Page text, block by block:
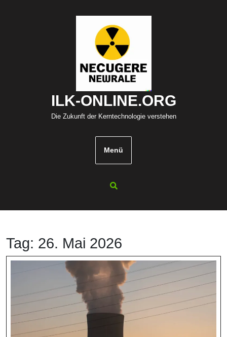
ILK-ONLINE.ORG
Die Zukunft der Kerntechnologie verstehen
Menü
Tag: 26. Mai 2026